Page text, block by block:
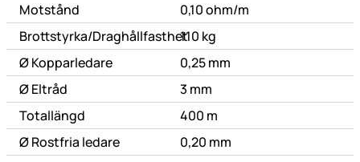
Motstånd
0,10 ohm/m
Brottstyrka/Draghållfasthet110 kg
Ø Kopparledare
0,25 mm
Ø Eltråd
3 mm
Totallängd
400 m
Ø Rostfria ledare
0,20 mm